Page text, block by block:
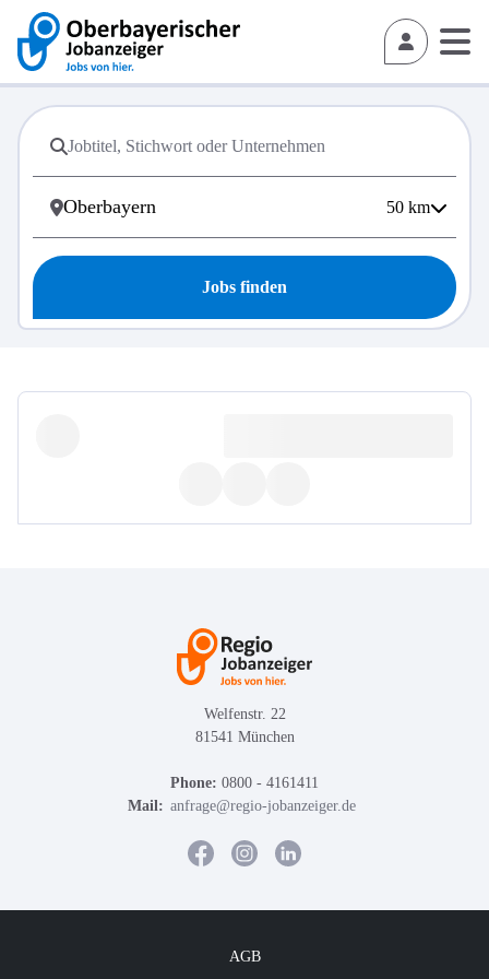
50 km
Jobs finden
Welfenstr. 22
81541 München
Phone: 0800 - 4161411
Mail: anfrage@regio-jobanzeiger.de
AGB